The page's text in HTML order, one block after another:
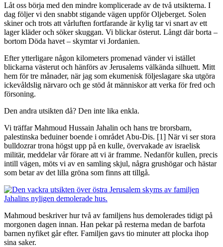
Låt oss börja med den mindre komplicerade av de två utsikterna. I
dag följer vi den snabbt stigande vägen uppför Oljeberget. Solen
skiner och trots att vårluften fortfarande är kylig tar vi snart av ett
lager kläder och söker skuggan. Vi blickar österut. Långt där borta –
bortom Döda havet – skymtar vi Jordanien.
Efter ytterligare någon kilometers promenad vänder vi istället
blickarna västerut och hänförs av Jerusalems välkända silhuett. Mitt
hem för tre månader, när jag som ekumenisk följeslagare ska utgöra
ickevåldslig närvaro och ge stöd åt människor att verka för fred och
försoning.
Den andra utsikten då? Den inte lika enkla.
Vi träffar Mahmoud Hussain Jahalin och hans tre brorsbarn,
palestinska beduiner boende i området Abu-Dis. [1] När vi ser stora
bulldozrar trona högst upp på en kulle, övervakade av israelisk
militär, meddelar vår förare att vi är framme. Nedanför kullen, precis
intill vägen, möts vi av en samling skjul, några grushögar och hästar
som betar av det lilla gröna som finns att tillgå.
Mahmoud beskriver hur två av familjens hus demolerades tidigt på
morgonen dagen innan. Han pekar på resterna medan de barfota
barnen nyfiket går efter. Familjen gavs tio minuter att plocka ihop
sina saker.